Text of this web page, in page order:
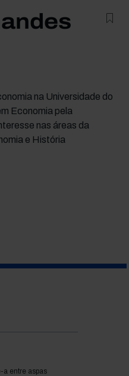
na Universidade do
Economia pela
nas áreas da
e História
a entre aspas